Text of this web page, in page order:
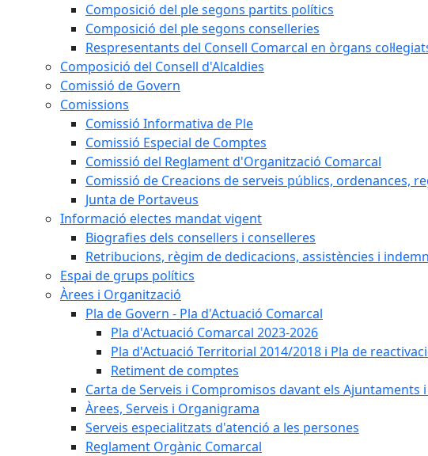
Composició del ple segons partits polítics
Composició del ple segons conselleries
Respresentants del Consell Comarcal en òrgans
Composició del Consell d'Alcaldies
Comissió de Govern
Comissions
Comissió Informativa de Ple
Comissió Especial de Comptes
Comissió del Reglament d'Organització Comarcal
Comissió de Creacions de serveis públics, ordenances,
Junta de Portaveus
Informació electes mandat vigent
Biografies dels consellers i conselleres
Retribucions, règim de dedicacions, assistències i
Espai de grups polítics
Àrees i Organització
Pla de Govern - Pla d'Actuació Comarcal
Pla d'Actuació Comarcal 2023-2026
Pla d'Actuació Territorial 2014/2018 i Pla de
Retiment de comptes
Carta de Serveis i Compromisos davant els Ajuntaments
Àrees, Serveis i Organigrama
Serveis especialitzats d'atenció a les persones
Reglament Orgànic Comarcal